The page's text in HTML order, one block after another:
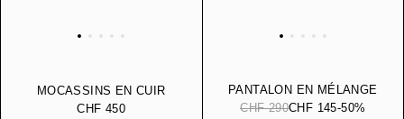
MOCASSINS EN CUIR
GRAINÉ
CHF 450
PANTALON EN MÉLANGE
DE LYOCELL
CHF 290CHF 145-50%